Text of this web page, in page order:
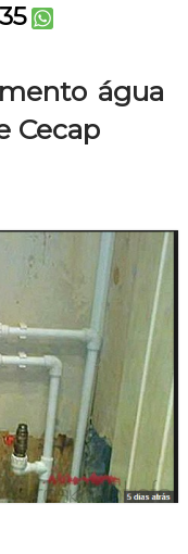
água
Cecap